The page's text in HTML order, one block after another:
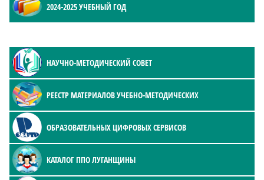
2024-2025 УЧЕБНЫЙ ГОД
НАУЧНО-МЕТОДИЧЕСКИЙ СОВЕТ
РЕЕСТР МАТЕРИАЛОВ УЧЕБНО-МЕТОДИЧЕСКИХ
ОБРАЗОВАТЕЛЬНЫХ ЦИФРОВЫХ СЕРВИСОВ
КАТАЛОГ ППО ЛУГАНЩИНЫ